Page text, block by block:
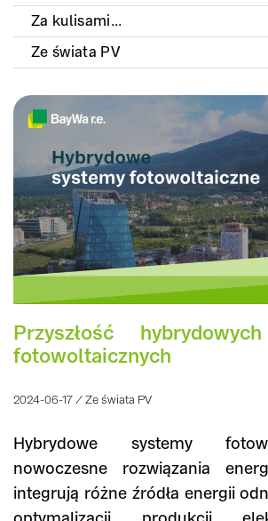
Za kulisami...
Ze świata PV
Przyszłość
fotowoltaicznych
2024-06-17 / Ze świata PV
Hybrydowe systemy
nowoczesne rozwiązania
integrują różne źródła energii